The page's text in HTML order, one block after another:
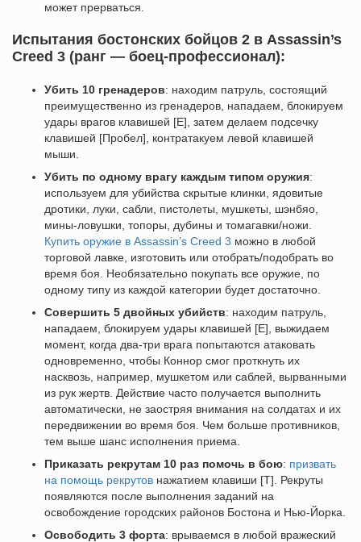
может прерваться.
Испытания бостонских бойцов 2 в Assassin’s
Creed 3 (ранг — боец-профессионал):
Убить 10 гренадеров: находим патруль, состоящий
преимущественно из гренадеров, нападаем, блокируем
удары врагов клавишей [E], затем делаем подсечку
клавишей [Пробел], контратакуем левой клавишей
мыши.
Убить по одному врагу каждым типом оружия:
используем для убийства скрытые клинки, ядовитые
дротики, луки, сабли, пистолеты, мушкеты, шэнбяо,
мины-ловушки, топоры, дубины и томагавки/ножи.
Купить оружие в Assassin’s Creed 3 можно в любой
торговой лавке, изготовить или отобрать/подобрать во
время боя. Необязательно покупать все оружие, по
одному типу из каждой категории будет достаточно.
Совершить 5 двойных убийств: находим патруль,
нападаем, блокируем удары клавишей [E], выжидаем
момент, когда два-три врага попытаются атаковать
одновременно, чтобы Коннор смог проткнуть их
насквозь, например, мушкетом или саблей, вырванными
из рук жертв. Действие часто получается выполнить
автоматически, не заостряя внимания на солдатах и их
передвижении во время боя. Чем больше противников,
тем выше шанс исполнения приема.
Приказать рекрутам 10 раз помочь в бою: призвать
на помощь рекрутов нажатием клавиши [T]. Рекруты
появляются после выполнения заданий на
освобождение городских районов Бостона и Нью-Йорка.
Освободить 3 форта: врываемся в любой вражеский